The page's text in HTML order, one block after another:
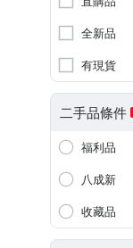
全新品
有現貨
二手品條件
福利品
八成新
收藏品